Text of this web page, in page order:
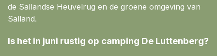
de Sallandse Heuvelrug en de groene omgeving van
Salland.
Is het in juni rustig op camping De Luttenberg?